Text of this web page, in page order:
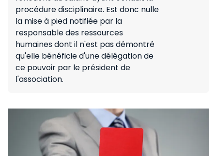
procédure disciplinaire. Est donc nulle
la mise à pied notifiée par la
responsable des ressources
humaines dont il n'est pas démontré
qu'elle bénéficie d'une délégation de
ce pouvoir par le président de
l'association.